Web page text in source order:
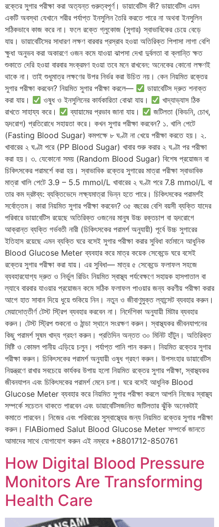
রক্তের সুগার পরীক্ষা করা অত্যন্ত গুরুত্বপূর্ণ। ডায়াবেটিস কী? ডায়াবেটিস এমন
একটি অবস্থা যেখানে শরীর পর্যাপ্ত ইনসুলিন তৈরি করতে পারে না অথবা ইনসুলিন
সঠিকভাবে কাজ করে না। ফলে রক্তে গ্লুকোজ (সুগার) স্বাভাবিকের চেয়ে বেড়ে
যায়। ডায়াবেটিসের সাধারণ লক্ষণ বারবার প্রস্রাব হওয়া অতিরিক্ত পিপাসা লাগা বেশি
ক্ষুধা অনুভব করা অকারণে ওজন কমে যাওয়া ঝাপসা দেখা দুর্বলতা বা ক্লান্তি ক্ষত
শুকাতে দেরি হওয়া বারবার সংক্রমণ হওয়া তবে মনে রাখবেন: অনেকের কোনো লক্ষণই
থাকে না। তাই শুধুমাত্র লক্ষণের উপর নির্ভর করা উচিত নয়। কেন নিয়মিত রক্তের
সুগার পরীক্ষা করবেন? নিয়মিত সুগার পরীক্ষা করলে—
ডায়াবেটিস দ্রুত শনাক্ত
করা যায়।
ওষুধ ও ইনসুলিনের কার্যকারিতা বোঝা যায়।
খাদ্যাভ্যাস ঠিক
রাখতে সাহায্য করে।
ব্যায়ামের প্রভাব জানা যায়।
জটিলতা (কিডনি, চোখ,
হৃদরোগ) প্রতিরোধে সহায়তা করে। কখন সুগার পরীক্ষা করবেন? ১. খালি পেটে
(Fasting Blood Sugar) কমপক্ষে ৮ ঘণ্টা না খেয়ে পরীক্ষা করতে হয়। ২.
খাবারের ২ ঘণ্টা পরে (PP Blood Sugar) খাবার শুরু করার ২ ঘণ্টা পর পরীক্ষা
করা হয়। ৩. যেকোনো সময় (Random Blood Sugar) বিশেষ প্রয়োজন বা
চিকিৎসকের পরামর্শে করা হয়। স্বাভাবিক রক্তের সুগারের মাত্রা পরীক্ষা স্বাভাবিক
মাত্রা খালি পেটে 3.9 – 5.5 mmol/L খাবারের ২ ঘণ্টা পরে 7.8 mmol/L বা
তার কম দ্রষ্টব্য: ব্যক্তিভেদে লক্ষ্যমাত্রা ভিন্ন হতে পারে। চিকিৎসকের পরামর্শই
সর্বোত্তম। কারা নিয়মিত সুগার পরীক্ষা করবেন? ৩৫ বছরের বেশি বয়সী ব্যক্তি যাদের
পরিবারে ডায়াবেটিস রয়েছে অতিরিক্ত ওজনের মানুষ উচ্চ রক্তচাপ বা হৃদরোগে
আক্রান্ত ব্যক্তি গর্ভবতী নারী (চিকিৎসকের পরামর্শ অনুযায়ী) পূর্বে উচ্চ সুগারের
ইতিহাস রয়েছে এমন ব্যক্তি ঘরে বসেই সুগার পরীক্ষা করার সুবিধা বর্তমানে আধুনিক
Blood Glucose Meter ব্যবহার করে মাত্র কয়েক সেকেন্ডে ঘরে বসেই
রক্তের সুগার পরীক্ষা করা যায়। এর সুবিধা— মাত্র ৫ সেকেন্ডে ফলাফল সহজে
ব্যবহারযোগ্য দ্রুত ও নির্ভুল রিডিং নিয়মিত স্বাস্থ্য পর্যবেক্ষণে সহায়ক হাসপাতাল বা
ল্যাবে বারবার যাওয়ার প্রয়োজন কমে সঠিক ফলাফল পাওয়ার জন্য করণীয় পরীক্ষা করার
আগে হাত সাবান দিয়ে ধুয়ে শুকিয়ে নিন। নতুন ও জীবাণুমুক্ত ল্যান্সেট ব্যবহার করুন।
মেয়াদোত্তীর্ণ টেস্ট স্ট্রিপ ব্যবহার করবেন না। নির্দেশিকা অনুযায়ী মিটার ব্যবহার
করুন। টেস্ট স্ট্রিপ শুকনো ও ঠান্ডা স্থানে সংরক্ষণ করুন। স্বাস্থ্যকর জীবনযাপনের
কিছু পরামর্শ সুষম খাদ্য গ্রহণ করুন। প্রতিদিন অন্তত ৩০ মিনিট হাঁটুন। অতিরিক্ত
মিষ্টি ও কোমল পানীয় এড়িয়ে চলুন। পর্যাপ্ত পানি পান করুন। নিয়মিত রক্তের সুগার
পরীক্ষা করুন। চিকিৎসকের পরামর্শ অনুযায়ী ওষুধ গ্রহণ করুন। উপসংহার ডায়াবেটিস
নিয়ন্ত্রণে রাখার সবচেয়ে কার্যকর উপায় হলো নিয়মিত রক্তের সুগার পরীক্ষা, স্বাস্থ্যকর
জীবনযাপন এবং চিকিৎসকের পরামর্শ মেনে চলা। ঘরে বসেই আধুনিক Blood
Glucose Meter ব্যবহার করে নিয়মিত সুগার পরীক্ষা করলে আপনি নিজের স্বাস্থ্য
সম্পর্কে সচেতন থাকতে পারবেন এবং ডায়াবেটিসজনিত জটিলতার ঝুঁকি অনেকটাই
কমাতে পারবেন। নিজের এবং পরিবারের সুস্বাস্থ্যের জন্য নিয়মিত রক্তের সুগার পরীক্ষা
করুন। FIABiomed Salut Blood Glucose Meter সম্পর্কে জানতে
আমাদের সাথে যোগাযোগ করুন এই নম্বরে +8801712-850761
How Digital Blood Pressure
Monitors Are Transforming
Health Care